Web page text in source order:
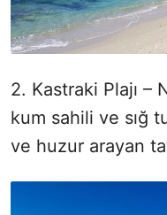
2. Kastraki Plajı –
kum sahili ve sığ
ve huzur arayan